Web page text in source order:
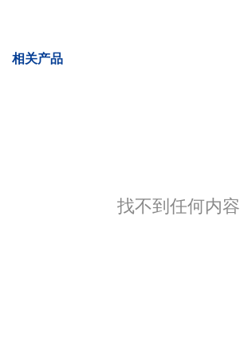
相关产品
找不到任何内容